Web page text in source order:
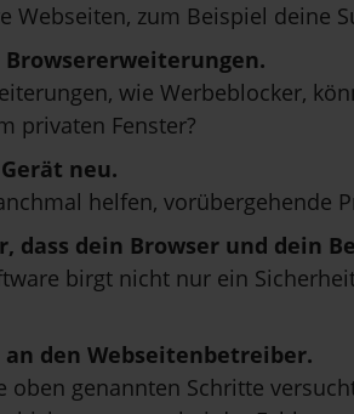
Webseiten, zum Beispiel deine
Browsererweiterungen.
wie Werbeblocker,
privaten Fenster?
neu.
helfen, vorübergehende
dass dein Browser und dein
birgt nicht nur ein
an den Webseitenbetreiber.
oben genannten Schritte